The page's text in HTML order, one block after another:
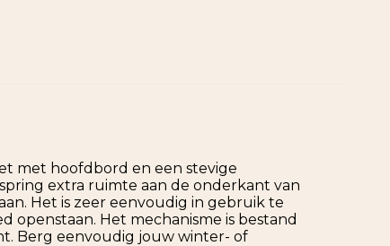
met hoofdbord en een stevige
extra ruimte aan de onderkant van
Het is zeer eenvoudig in gebruik te
Het mechanisme is bestand
Berg eenvoudig jouw winter- of